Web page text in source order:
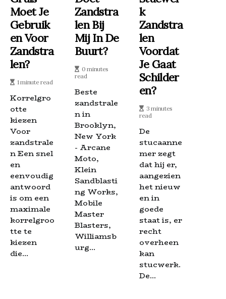
Moet Je
Gebruik
En Voor
Zandstra
Len?
1 minute read
Korrelgro
otte
kiezen
Voor
zandstrale
n Een snel
en
eenvoudig
antwoord
is om een
maximale
korrelgroo
tte te
kiezen
die...
Zandstra
Len Bij
Mij In De
Buurt?
0 minutes
read
Beste
zandstrale
n in
Brooklyn,
New York
- Arcane
Moto,
Klein
Sandblasti
ng Works,
Mobile
Master
Blasters,
Williamsb
urg...
K
Zandstra
Len
Voordat
Je Gaat
Schilder
En?
3 minutes
read
De
stucaanne
mer zegt
dat hij er,
aangezien
het nieuw
en in
goede
staat is, er
recht
overheen
kan
stucwerk.
De...